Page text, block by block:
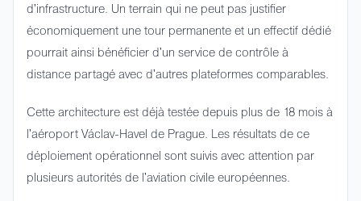
d'infrastructure. Un terrain qui ne peut pas justifier
économiquement une tour permanente et un effectif dédié
pourrait ainsi bénéficier d'un service de contrôle à
distance partagé avec d'autres plateformes comparables.
Cette architecture est déjà testée depuis plus de 18 mois à
l'aéroport Václav-Havel de Prague. Les résultats de ce
déploiement opérationnel sont suivis avec attention par
plusieurs autorités de l'aviation civile européennes.